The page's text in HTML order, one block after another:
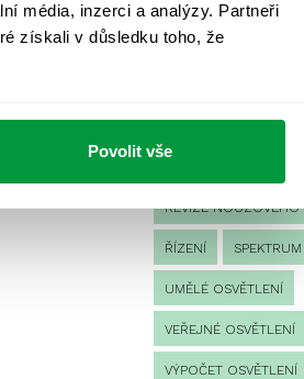
média, inzerci a analýzy. Partneři
získali v důsledku toho, že
Povolit vše
OSVĚTLENÍ
PROTIPANICKÉ
PROVOZNÍ DENÍK
REVIZE NOUZOVÉHO
ŘÍZENÍ SPEKTRUM
UMĚLÉ OSVĚTLENÍ
VEŘEJNÉ OSVĚTLENÍ
VÝPOČET OSVĚTLENÍ